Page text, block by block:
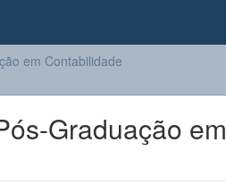
em Contabilidade
Graduação em